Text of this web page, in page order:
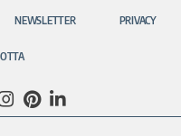
NEWSLETTER PRIVACY